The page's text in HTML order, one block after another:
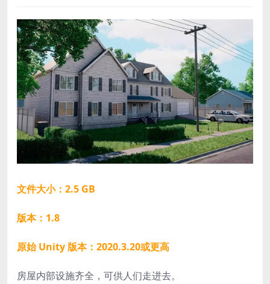
文件大小：2.5 GB
版本：1.8
原始 Unity 版本：2020.3.20或更高
房屋内部设施齐全，可供人们走进去。